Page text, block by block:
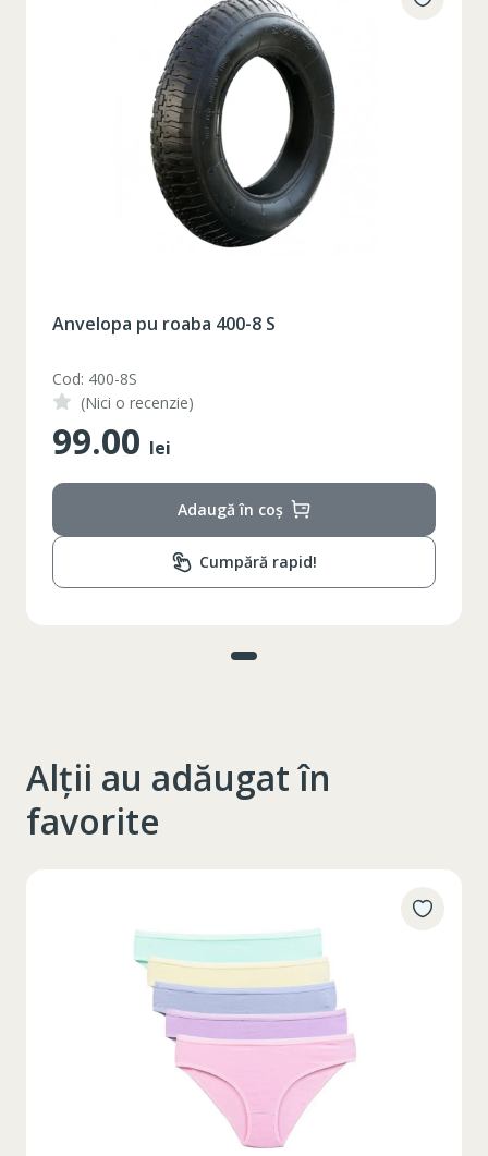
Anvelopa pu roaba 400-8 S
Cod: 400-8S
(Nici o recenzie)
99.00 lei
Adaugă în coș
Cumpără rapid!
Alții au adăugat în
favorite